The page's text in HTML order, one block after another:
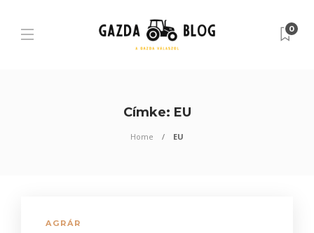
0
Címke: EU
Home EU
AGRÁR